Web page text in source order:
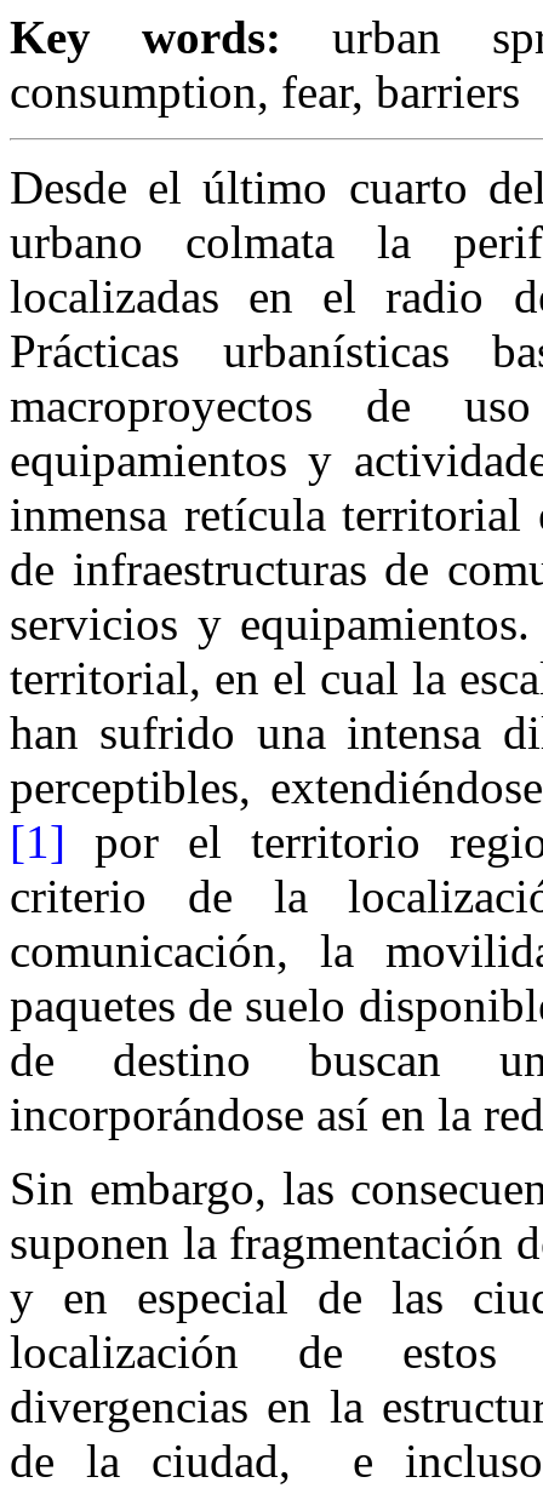
Key words: urban
consumption, fear, barriers
Desde el último cuarto
urbano colmata la
localizadas en el radio
Prácticas urbanísticas
macroproyectos de
equipamientos y
inmensa retícula territorial
de infraestructuras de
servicios y
territorial, en el cual la
han sufrido una intensa
perceptibles,
[1] por el territorio
criterio de la
comunicación, la
paquetes de suelo
de destino buscan
incorporándose así en la
Sin embargo, las
suponen la fragmentación
y en especial de las
localización de estos
divergencias en la
de la ciudad, e